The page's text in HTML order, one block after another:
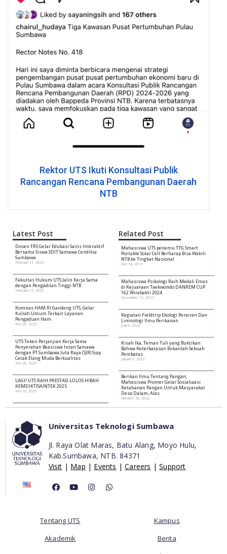
Rektor UTS Ikuti Konsultasi Publik
Rancangan Rencana Pembangunan Daerah
NTB
Latest Post
Dosen FRS Gelar Edukasi Sains Interaktif
Bersama Siswa SDIT Samawa Cendikia
Sumbawa
Februari 11, 2026
Fakultas Hukum UTS Jalin Kerja Sama
dengan Pengadilan Tinggi NTB
Februari 11, 2026
Komnas HAM RI Gandeng UTS, Gelar
Kuliah Umum Terkait Layanan
Pengaduan Ham
Mei 29, 2025
UTS Teken Perjanjian Kerja Sama
Penyerahan Beasiswa Intan Samawa
dengan PT Sumbawa Juta Raya (SJR) Siap
Cetak Elang Muda Berkualitas
Mei 28, 2025
LAGI! UTS RAIH PRESTASI LOLOS HIBAH
KEMDIKTISAINTEK 2025
Mei 26, 2025
Related Post
Mahasiswa UTS penemu TTG Smart
Portable Solar Cell Berharap Bisa Wakili
NTB ke Tingkat Nasional
Mei 14, 2016
Mahasiswa Psikologi Raih Medali Emas
di Kejuaraan Taekwondo DANREM CUP
162 Wirabakti 2024
November 11, 2024
Kegiatan Fieldtrip Ekologi Perairan Dan
Limnologi Ilmu Perikanan
Juni 9, 2023
Kisah Ika, Teman Tuli yang Buktikan
Bahwa Keterbatasan Bukanlah Sebuah
Pembatas
Januari 8, 2023
Berikan Ilmu Tentang Pangan;
Mahasiswa Promer Gelar Sosialiaasi
Ketahanan Pangan Untuk Masyarakat
Desa Dalam, Alas
Oktober 28, 2022
Universitas Teknologi Sumbawa
Jl. Raya Olat Maras, Batu Alang, Moyo Hulu,
Kab.Sumbawa, NTB. 84371
Visit | Map | Events |Careers |Support
Tentang UTS
Akademik
Kampus
Berita